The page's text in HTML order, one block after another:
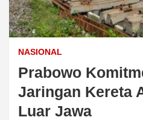
NASIONAL
Prabowo
Jaringan Kereta
Luar Jawa